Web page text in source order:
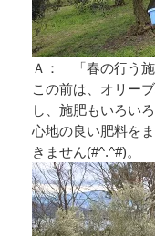
Ａ： 「春の行う施
この前は、オリー
し、施肥もいろい
心地の良い肥料を
きません(#^.^#)。